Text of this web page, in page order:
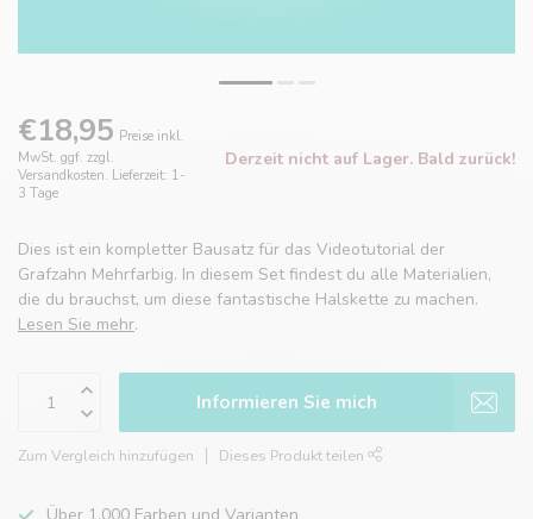
€18,95 Preise inkl.
MwSt. ggf. zzgl.
Versandkosten. Lieferzeit: 1-
3 Tage
Derzeit nicht auf Lager. Bald zurück!
Dies ist ein kompletter Bausatz für das Videotutorial der
Grafzahn Mehrfarbig. In diesem Set findest du alle Materialien,
die du brauchst, um diese fantastische Halskette zu machen.
Lesen Sie mehr.
Informieren Sie mich
Zum Vergleich hinzufügen Dieses Produkt teilen